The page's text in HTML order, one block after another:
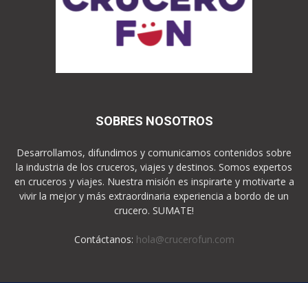
SOBRES NOSOTROS
Desarrollamos, difundimos y comunicamos contenidos sobre
la industria de los cruceros, viajes y destinos. Somos expertos
en cruceros y viajes. Nuestra misión es inspirarte y motivarte a
vivir la mejor y más extraordinaria experiencia a bordo de un
crucero. SUMATE!
Contáctanos: hola@crucerofun.com